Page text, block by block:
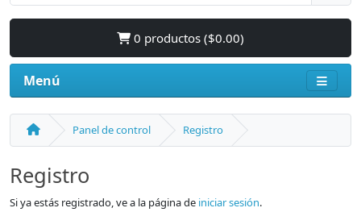
0 productos ($0.00)
Menú
Panel de control Registro
Registro
Si ya estás registrado, ve a la página de iniciar sesión.